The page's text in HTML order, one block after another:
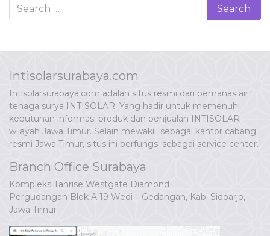
Intisolarsurabaya.com
Intisolarsurabaya.com adalah situs resmi dari pemanas air
tenaga surya INTISOLAR. Yang hadir untuk memenuhi
kebutuhan informasi produk dan penjualan INTISOLAR
wilayah Jawa Timur. Selain mewakili sebagai kantor cabang
resmi Jawa Timur, situs ini berfungsi sebagai service center.
Branch Office Surabaya
Kompleks Tanrise Westgate Diamond
Pergudangan Blok A 19 Wedi – Gedangan, Kab. Sidoarjo,
Jawa Timur